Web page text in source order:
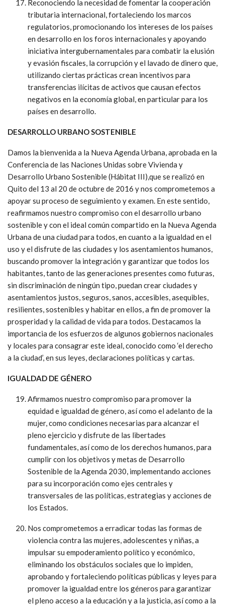
Reconociendo la necesidad de fomentar la cooperación
tributaria internacional, fortaleciendo los marcos
regulatorios, promocionando los intereses de los países
en desarrollo en los foros internacionales y apoyando
iniciativa intergubernamentales para combatir la elusión
y evasión fiscales, la corrupción y el lavado de dinero que,
utilizando ciertas prácticas crean incentivos para
transferencias ilícitas de activos que causan efectos
negativos en la economía global, en particular para los
países en desarrollo.
DESARROLLO URBANO SOSTENIBLE
Damos la bienvenida a la Nueva Agenda Urbana, aprobada en la
Conferencia de las Naciones Unidas sobre Vivienda y
Desarrollo Urbano Sostenible (Hábitat III),que se realizó en
Quito del 13 al 20 de octubre de 2016 y nos comprometemos a
apoyar su proceso de seguimiento y examen. En este sentido,
reafirmamos nuestro compromiso con el desarrollo urbano
sostenible y con el ideal común compartido en la Nueva Agenda
Urbana de una ciudad para todos, en cuanto a la igualdad en el
uso y el disfrute de las ciudades y los asentamientos humanos,
buscando promover la integración y garantizar que todos los
habitantes, tanto de las generaciones presentes como futuras,
sin discriminación de ningún tipo, puedan crear ciudades y
asentamientos justos, seguros, sanos, accesibles, asequibles,
resilientes, sostenibles y habitar en ellos, a fin de promover la
prosperidad y la calidad de vida para todos. Destacamos la
importancia de los esfuerzos de algunos gobiernos nacionales
y locales para consagrar este ideal, conocido como ‘el derecho
a la ciudad’, en sus leyes, declaraciones políticas y cartas.
IGUALDAD DE GÉNERO
Afirmamos nuestro compromiso para promover la
equidad e igualdad de género, así como el adelanto de la
mujer, como condiciones necesarias para alcanzar el
pleno ejercicio y disfrute de las libertades
fundamentales, así como de los derechos humanos, para
cumplir con los objetivos y metas de Desarrollo
Sostenible de la Agenda 2030, implementando acciones
para su incorporación como ejes centrales y
transversales de las políticas, estrategias y acciones de
los Estados.
Nos comprometemos a erradicar todas las formas de
violencia contra las mujeres, adolescentes y niñas, a
impulsar su empoderamiento político y económico,
eliminando los obstáculos sociales que lo impiden,
aprobando y fortaleciendo políticas públicas y leyes para
promover la igualdad entre los géneros para garantizar
el pleno acceso a la educación y a la justicia, así como a la